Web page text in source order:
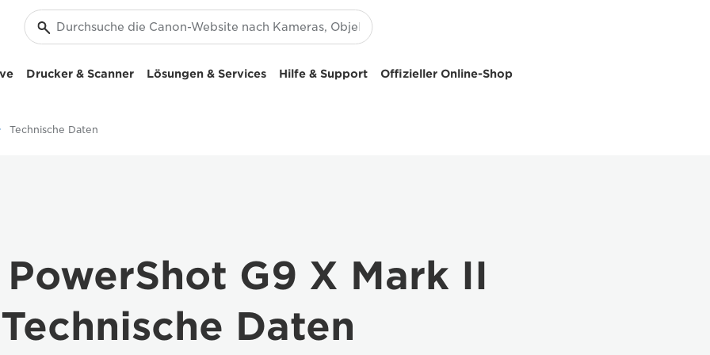
Drucker & Scanner Lösungen & Services Hilfe & Support Offizieller Online-Shop
Technische Daten
G9 X Mark II
Technische Daten